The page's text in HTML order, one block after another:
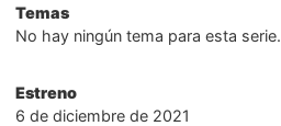
Temas
No hay ningún tema para esta serie.
Estreno
6 de diciembre de 2021